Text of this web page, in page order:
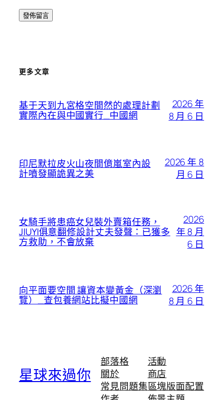
更多文章
基于天到九宮格空間然的處理計劃
實際內在與中國實行_中國網
2026 年
8 月 6 日
印尼默拉皮火山夜間億嵐室內設
計噴發顯詭異之美
2026 年 8
月 6 日
女騎手將患癌女兒裝外賣箱任務，
JIUYI俱意翻修設計丈夫發聲：已獲多
方救助，不會放棄
2026
年 8 月
6 日
向平面要空間 讓資本變黃金（深瀏
覽）_查包養網站比擬中國網
2026 年
8 月 6 日
星球來過你
部落格
關於
常見問題集
活動
商店
區塊版面配置